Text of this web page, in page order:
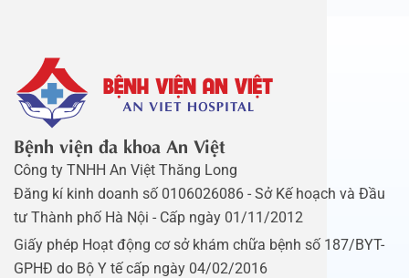
Bệnh viện đa khoa An Việt
Công ty TNHH An Việt Thăng Long
Đăng kí kinh doanh số 0106026086 - Sở Kế hoạch và Đầu
tư Thành phố Hà Nội - Cấp ngày 01/11/2012
Giấy phép Hoạt động cơ sở khám chữa bệnh số 187/BYT-
GPHĐ do Bộ Y tế cấp ngày 04/02/2016